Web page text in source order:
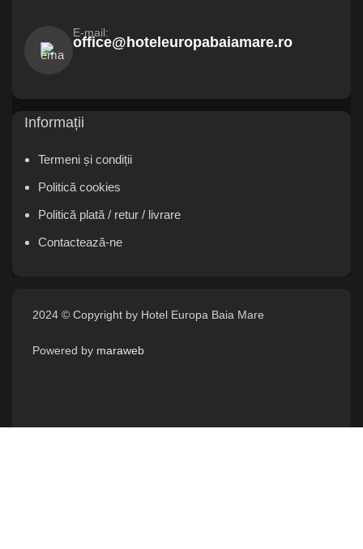
E-mail:
office@hoteleuropabaiamare.ro
Informații
Termeni și condiții
Politică cookies
Politică plată / retur / livrare
Contactează-ne
2024 © Copyright by Hotel Europa Baia Mare
Powered by maraweb